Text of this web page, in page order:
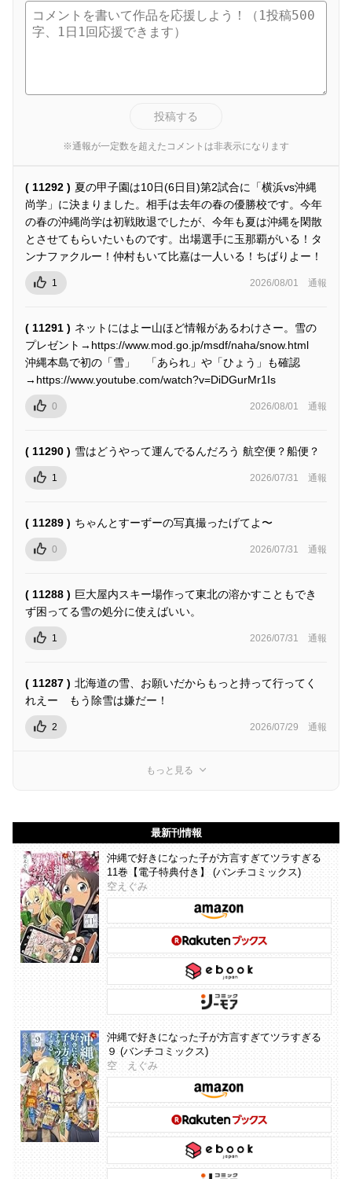
投稿する
※通報が一定数を超えたコメントは非表示になります
( 11292 ) 夏の甲子園は10日(6日目)第2試合に「横浜vs沖縄
尚学」に決まりました。相手は去年の春の優勝校です。今年
の春の沖縄尚学は初戦敗退でしたが、今年も夏は沖縄を閑散
とさせてもらいたいものです。出場選手に玉那覇がいる！タ
ンナファクルー！仲村もいて比嘉は一人いる！ちばりよー！
1 2026/08/01 通報
( 11291 ) ネットにはよー山ほど情報があるわけさー。雪の
プレゼント→https://www.mod.go.jp/msdf/naha/snow.html
沖縄本島で初の「雪」 「あられ」や「ひょう」も確認
→https://www.youtube.com/watch?v=DiDGurMr1Is
0 2026/08/01 通報
( 11290 ) 雪はどうやって運んでるんだろう 航空便？船便？
1 2026/07/31 通報
( 11289 ) ちゃんとすーずーの写真撮ったげてよ〜
0 2026/07/31 通報
( 11288 ) 巨大屋内スキー場作って東北の溶かすこともでき
ず困ってる雪の処分に使えばいい。
1 2026/07/31 通報
( 11287 ) 北海道の雪、お願いだからもっと持って行ってく
れえー もう除雪は嫌だー！
2 2026/07/29 通報
もっと見る
最新刊情報
沖縄で好きになった子が方言すぎてツラすぎる
11巻【電子特典付き】 (バンチコミックス)
空えぐみ
沖縄で好きになった子が方言すぎてツラすぎる
９ (バンチコミックス)
空 えぐみ